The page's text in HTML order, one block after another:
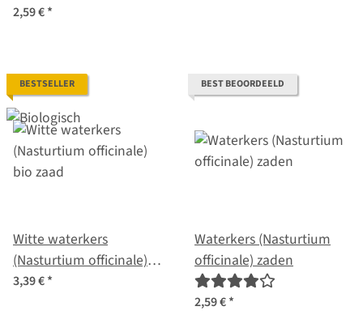
2,59 €*
BESTSELLER
Witte waterkers
(Nasturtium officinale)
bio zaad
3,39 €*
BEST BEOORDEELD
Waterkers (Nasturtium
officinale) zaden
2,59 €*